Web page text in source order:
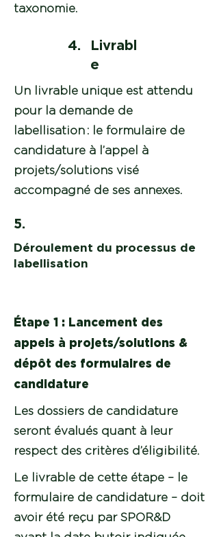
taxonomie.
4.
Livrabl
e
Un livrable unique est attendu
pour la demande de
labellisation : le formulaire de
candidature à l’appel à
projets/solutions visé
accompagné de ses annexes.
5.
Déroulement du processus de
labellisation
Étape 1 : Lancement des
appels à projets/solutions &
dépôt des formulaires de
candidature
Les dossiers de candidature
seront évalués quant à leur
respect des critères d’éligibilité.
Le livrable de cette étape – le
formulaire de candidature – doit
avoir été reçu par SPOR&D